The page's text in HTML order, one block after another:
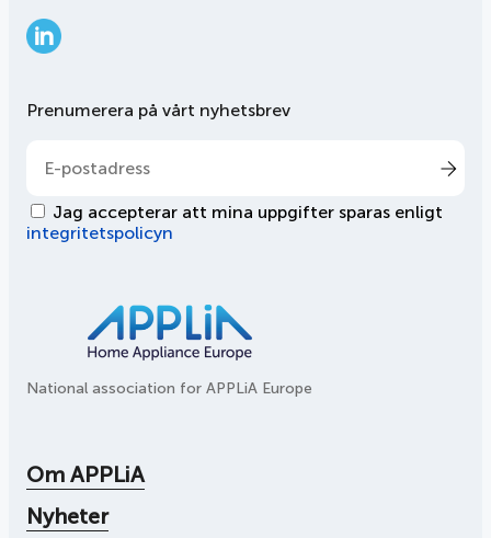
National association for APPLiA Europe
Prenumerera på vårt nyhetsbrev
Jag accepterar att mina uppgifter sparas enligt
integritetspolicyn
Om APPLiA
Nyheter